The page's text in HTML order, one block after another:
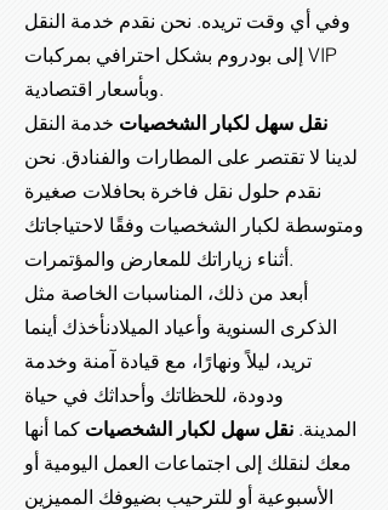
وفي أي وقت تريده. نحن نقدم خدمة النقل
إلى بودروم بشكل احترافي بمركبات VIP
وبأسعار اقتصادية.
نقل سهل لكبار الشخصيات خدمة النقل
لدينا لا تقتصر على المطارات والفنادق. نحن
نقدم حلول نقل فاخرة بحافلات صغيرة
ومتوسطة لكبار الشخصيات وفقًا لاحتياجاتك
أثناء زياراتك للمعارض والمؤتمرات.
أبعد من ذلك، المناسبات الخاصة مثل
الذكرى السنوية وأعياد الميلادنأخذك أينما
تريد، ليلاً ونهارًا، مع قيادة آمنة وخدمة
ودودة، للحظاتك وأحداثك في حياة
المدينة. نقل سهل لكبار الشخصيات كما أنها
معك لنقلك إلى اجتماعات العمل اليومية أو
الأسبوعية أو للترحيب بضيوفك المميزين